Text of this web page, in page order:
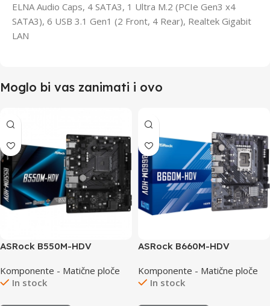
ELNA Audio Caps, 4 SATA3, 1 Ultra M.2 (PCIe Gen3 x4
SATA3), 6 USB 3.1 Gen1 (2 Front, 4 Rear), Realtek Gigabit
LAN
Moglo bi vas zanimati i ovo
ASRock B550M-HDV
Komponente - Matične ploče
In stock
ASRock B660M-HDV
Komponente - Matične ploče
In stock